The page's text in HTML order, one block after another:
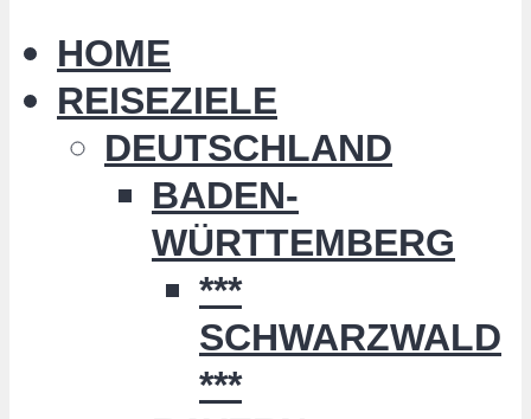
HOME
REISEZIELE
DEUTSCHLAND
BADEN-
WÜRTTEMBERG
***
SCHWARZWALD
***